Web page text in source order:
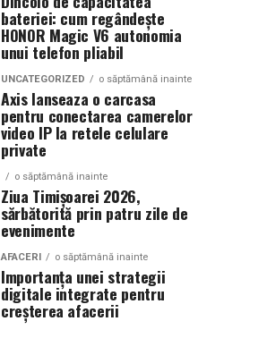
bateriei: cum regândește
HONOR Magic V6 autonomia
unui telefon pliabil
UNCATEGORIZED o săptămână inainte
Axis lanseaza o carcasa
pentru conectarea camerelor
video IP la retele celulare
private
o săptămână inainte
Ziua Timișoarei 2026,
sărbătorită prin patru zile de
evenimente
AFACERI o săptămână inainte
Importanța unei strategii
digitale integrate pentru
creșterea afacerii